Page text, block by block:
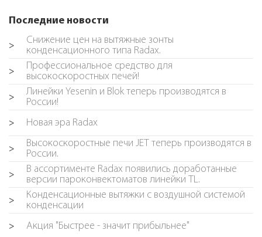
Последние новости
>
Снижение цен на вытяжные зонты
конденсационного типа Radax.
>
Профессиональное средство для
высокоскоростных печей!
>
Линейки Yesenin и Blok теперь производятся в
России!
> Новая эра Radax
>
Высокоскоростные печи JET теперь производятся в
России.
>
В ассортименте Radax появились доработанные
версии пароконвектоматов линейки TL.
>
Конденсационные вытяжки с воздушной системой
конденсации
> Акция "Быстрее - значит прибыльнее"